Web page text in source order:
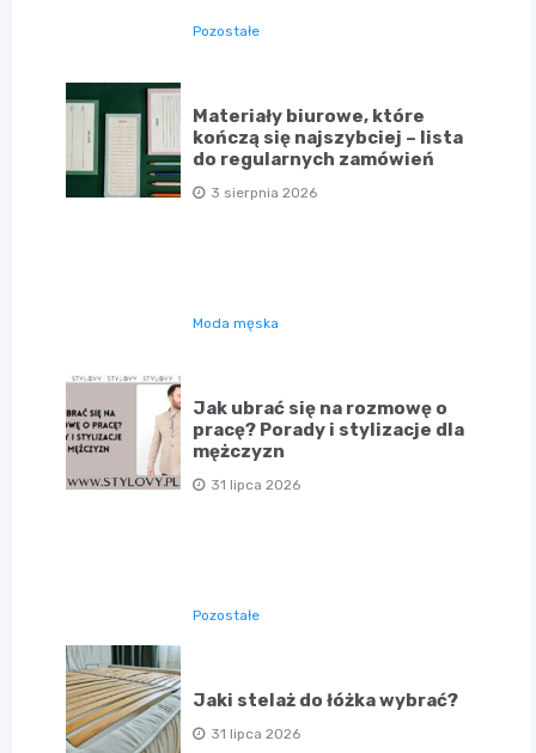
Pozostałe
Materiały biurowe, które
kończą się najszybciej – lista
do regularnych zamówień
3 sierpnia 2026
Moda męska
Jak ubrać się na rozmowę o
pracę? Porady i stylizacje dla
mężczyzn
31 lipca 2026
Pozostałe
Jaki stelaż do łóżka wybrać?
31 lipca 2026